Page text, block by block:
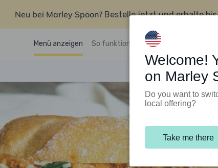
Neu bei Marley Spoon? Bestelle jetzt und erhalte
Menü anzeigen So funktioniert’s Kundenservice
Welcome!
on Marley
Do you want to
local offering?
Take me there